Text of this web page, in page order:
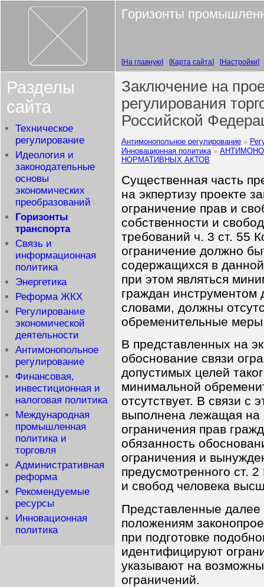
Горизонты
На главную Карта сайта Настройки
Разделы
сайта
Техническое
регулирование
Идеология и
законодательные
основы
экономических
преобразований
Горизонты
транспорта
Связь и
информационная
политика
Энергетика
Реформа ЖКХ
Регулирование
экономической
деятельности
Антимонопольное
регулирование
Финансовая,
инвестиционная и
налоговая политика
Международная
промышленная
политика и
торговля
Административная
реформа
Рекомендуемые
ресурсы
Инновационная
политика
Заключение на
регулирования
Российской
Антимонопольное регулирование
Инновационная политика
НОРМАТИВНЫХ АКТОВ
Существенная часть
на экпертизу проекте
ограничение прав и
собственности и
требований ч. 3 ст. 55
ограничение должно
содержащихся в
при этом являться
граждан инструментом
словами, должны
обременительные
В представленных на
обоснование связи
допустимых целей
минимальной
отсутствует. В связи с
выполнена лежащая на
ограничения прав
обязанность
ограничения и
предусмотренного ст.
и свобод человека
Представленные
положениям
при подготовке
идентифицируют
указывают на
ограничений.